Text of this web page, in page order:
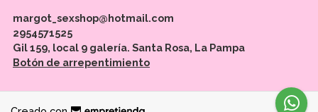
margot_sexshop@hotmail.com
2954571525
Gil 159, local 9 galería. Santa Rosa, La Pampa
Botón de arrepentimiento